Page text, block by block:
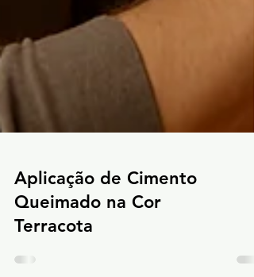
Aplicação de Cimento
Terracota